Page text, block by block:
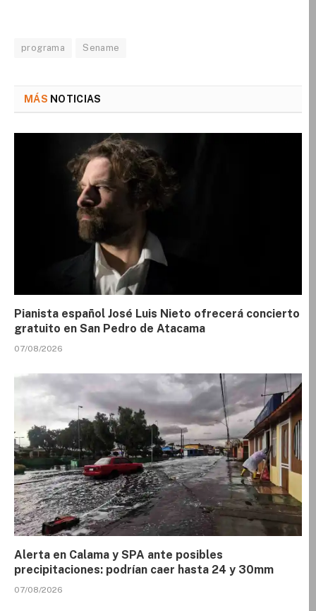
programa Sename
MÁS NOTICIAS
Pianista español José Luis Nieto ofrecerá concierto
gratuito en San Pedro de Atacama
07/08/2026
Alerta en Calama y SPA ante posibles
precipitaciones: podrían caer hasta 24 y 30mm
07/08/2026